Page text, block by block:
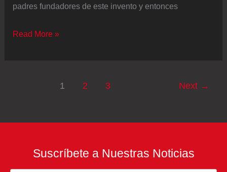
padres fundadores de este invento y entonces
¿Es
interior
contrae
Read More »
1 2 3 Next →
Suscríbete a Nuestras Noticias